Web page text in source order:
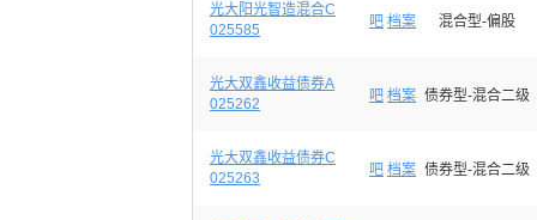
光大阳光智造混合C
025585
吧 档案 混合型-偏股
光大双鑫收益债券A
025262
吧 档案 债券型-混合二级
光大双鑫收益债券C
025263
吧 档案 债券型-混合二级